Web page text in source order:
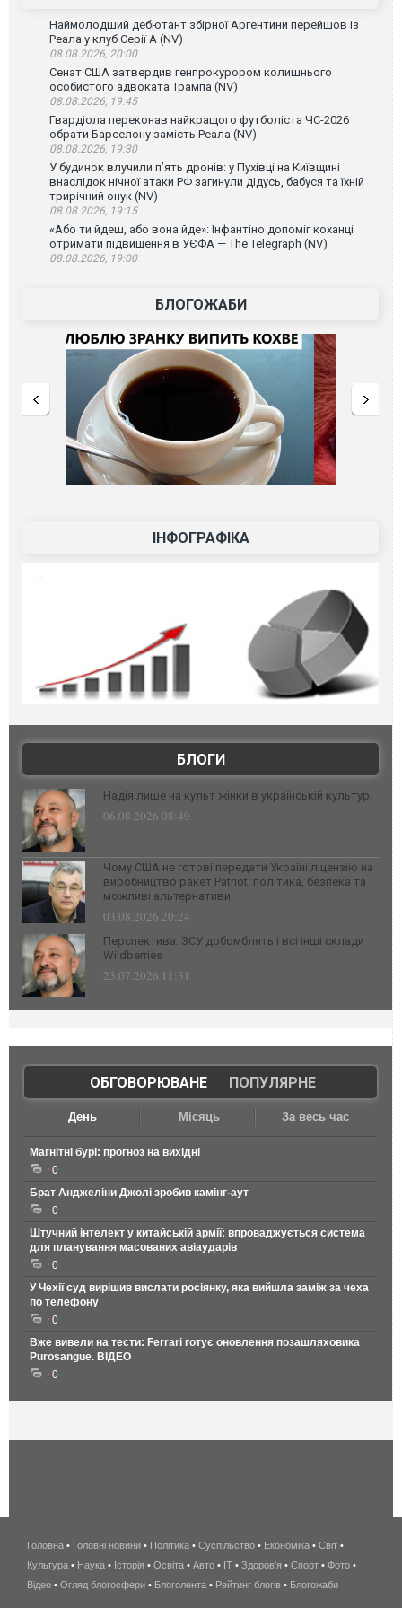
Наймолодший дебютант збірної Аргентини перейшов із
Реала у клуб Серії А (NV)
08.08.2026, 20:00
Сенат США затвердив генпрокурором колишнього
особистого адвоката Трампа (NV)
08.08.2026, 19:45
Гвардіола переконав найкращого футболіста ЧС-2026
обрати Барселону замість Реала (NV)
08.08.2026, 19:30
У будинок влучили п’ять дронів: у Пухівці на Київщині
внаслідок нічної атаки РФ загинули дідусь, бабуся та їхній
трирічний онук (NV)
08.08.2026, 19:15
«Або ти йдеш, або вона йде»: Інфантіно допоміг коханці
отримати підвищення в УЄФА — The Telegraph (NV)
08.08.2026, 19:00
БЛОГОЖАБИ
ІНФОГРАФІКА
БЛОГИ
Надія лише на культ жінки в українській культурі
06.08.2026 08:49
Чому США не готові передати Україні ліцензію на
виробництво ракет Patriot: політика, безпека та
можливі альтернативи
03.08.2026 20:24
Перспектива: ЗСУ добомблять і всі інші склади
Wildberries
23.07.2026 11:31
ОБГОВОРЮВАНЕ| ПОПУЛЯРНЕ
День Місяць За весь час
Магнітні бурі: прогноз на вихідні
0
Брат Анджеліни Джолі зробив камінг-аут
0
Штучний інтелект у китайській армії: впроваджується система
для планування масованих авіаударів
0
У Чехії суд вирішив вислати росіянку, яка вийшла заміж за чеха
по телефону
0
Вже вивели на тести: Ferrari готує оновлення позашляховика
Purosangue. ВІДЕО
0
беспроводной
интернет
киев
Головна • Головні новини • Політика • Суспільство • Економіка • Світ •
Культура • Наука • Історія • Освіта • Авто • IT • Здоров'я • Спорт • Фото •
Відео • Огляд блогосфери • Блоголента • Рейтинг блогів • Блогожаби